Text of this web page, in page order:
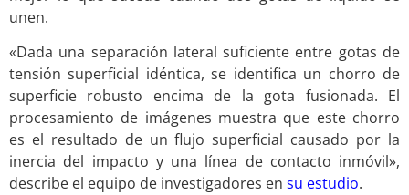
unen.
«Dada una separación lateral suficiente entre gotas de
tensión superficial idéntica, se identifica un chorro de
superficie robusto encima de la gota fusionada. El
procesamiento de imágenes muestra que este chorro
es el resultado de un flujo superficial causado por la
inercia del impacto y una línea de contacto inmóvil»,
describe el equipo de investigadores en su estudio.